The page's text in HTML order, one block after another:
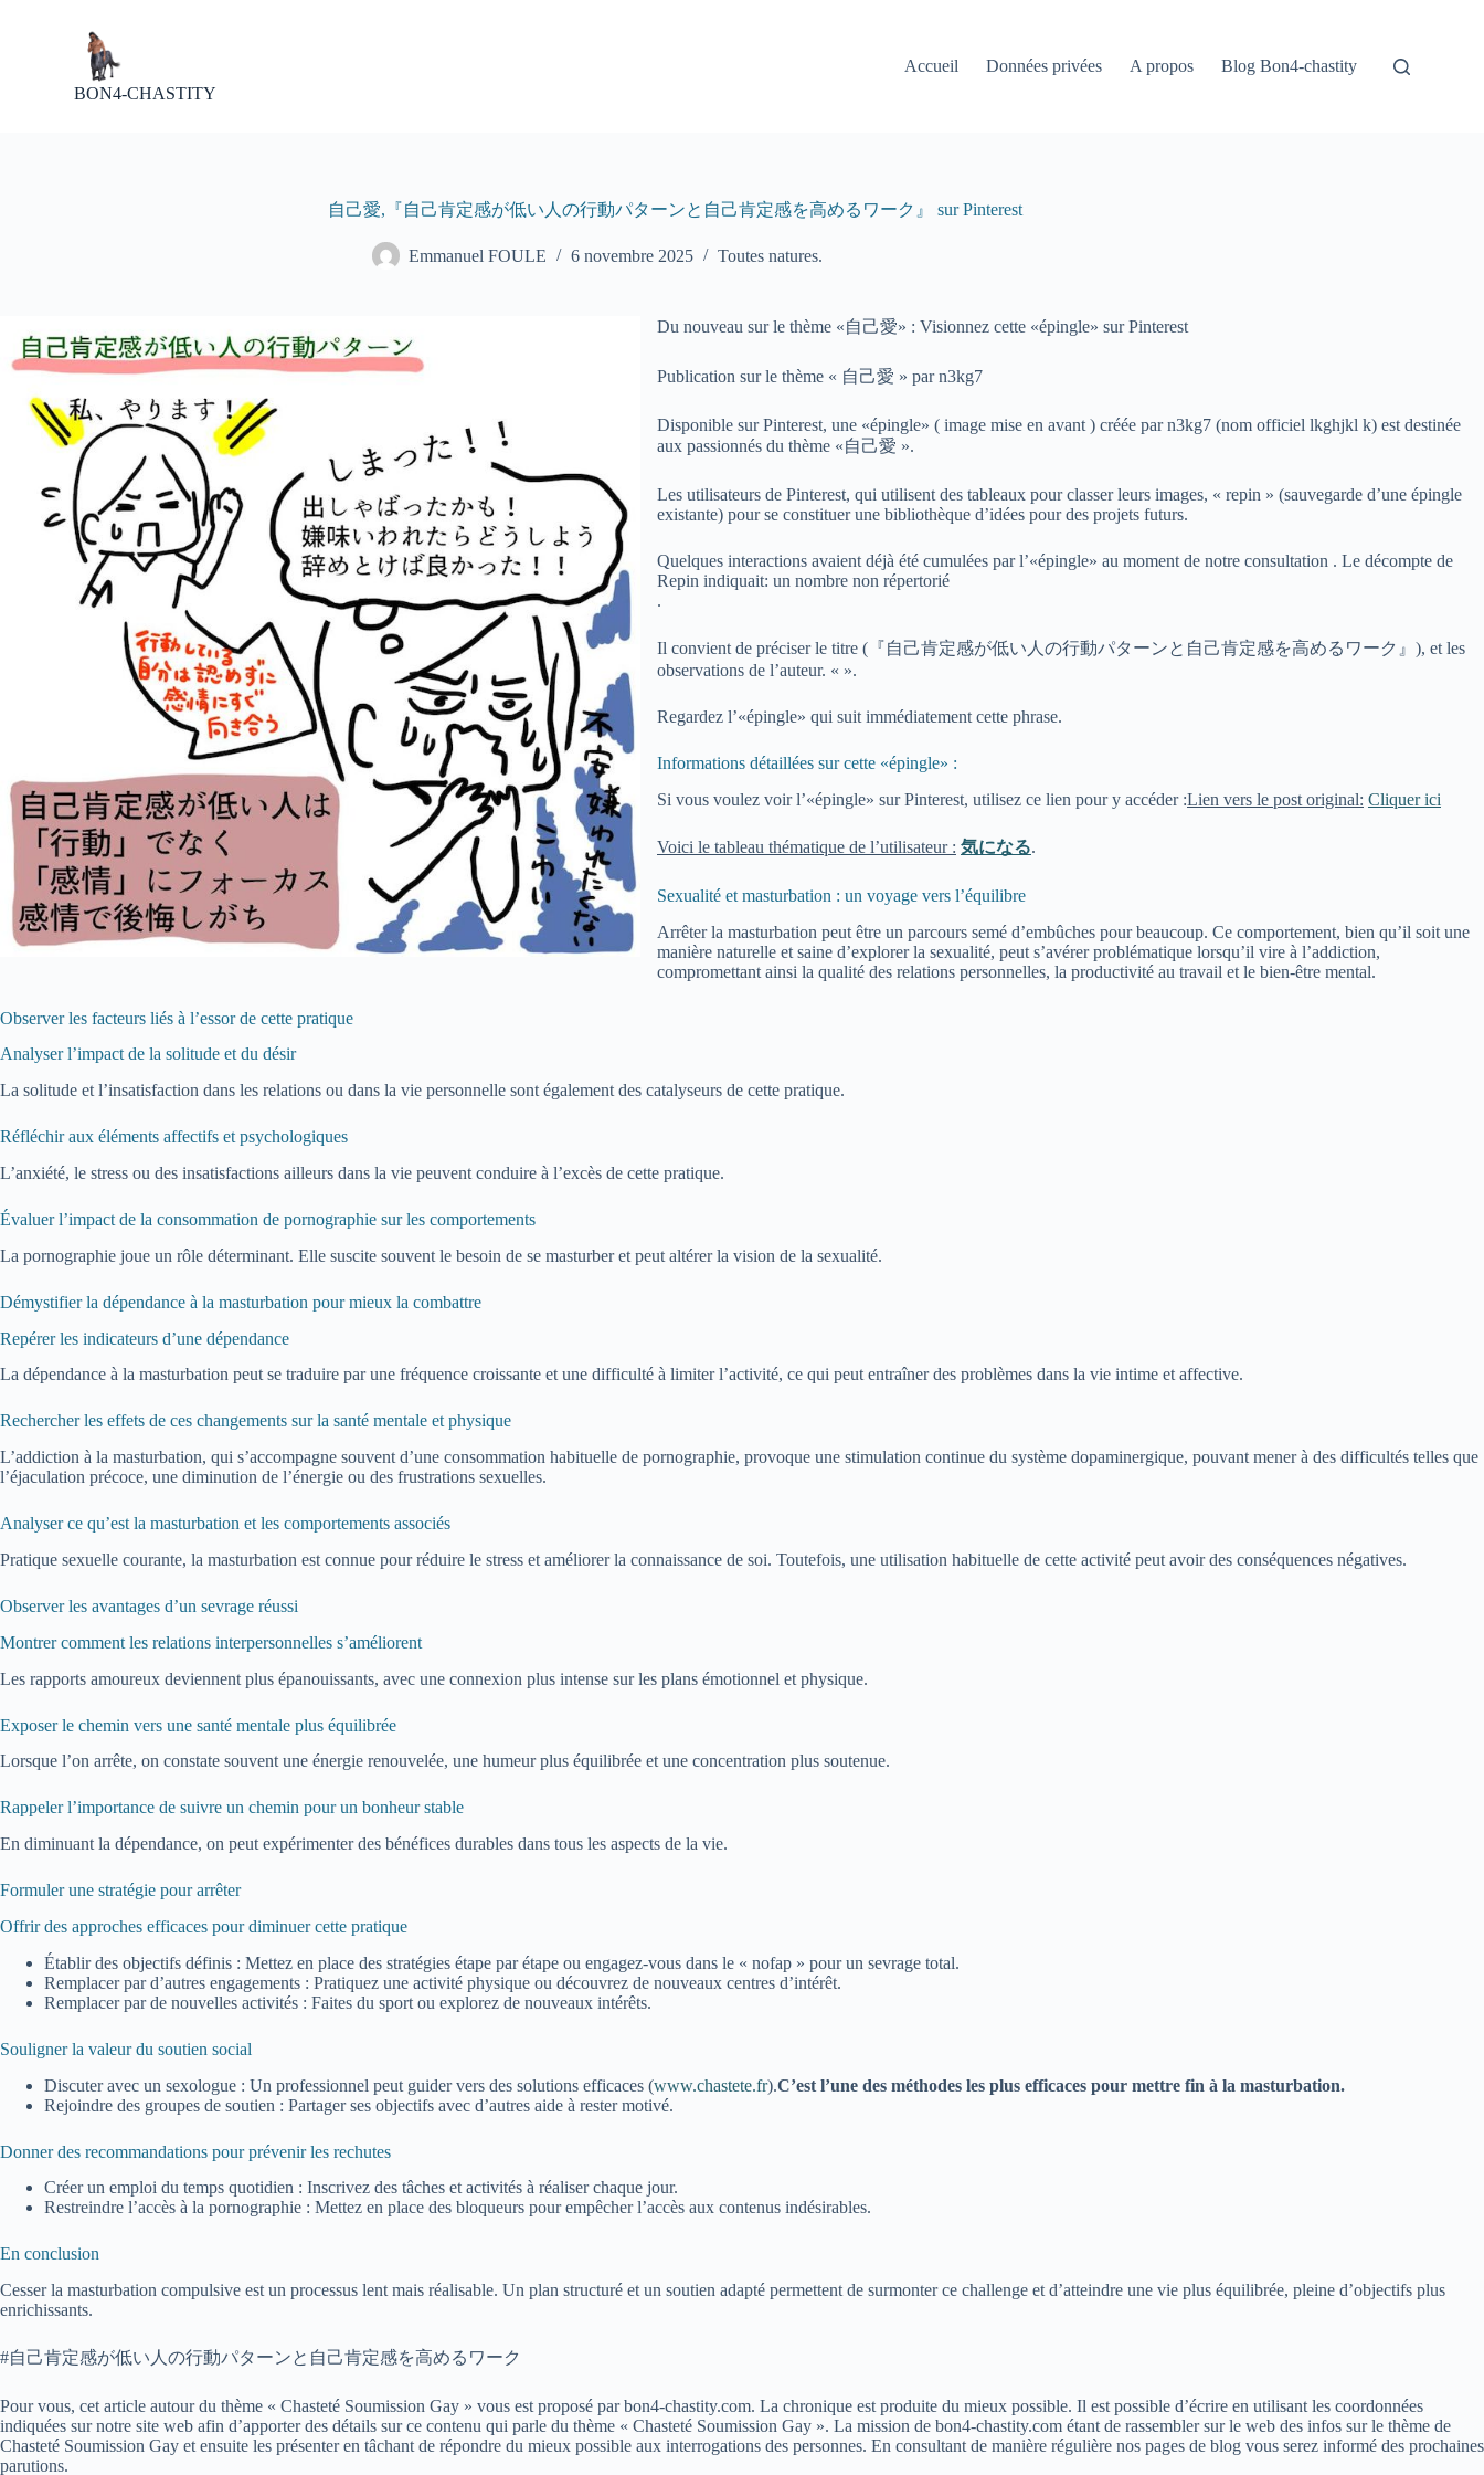
BON4-CHASTITY
Accueil Données privées A propos Blog Bon4-chastity
自己愛,『自己肯定感が低い人の行動パターンと自己肯定感を高めるワーク』 sur Pinterest
Emmanuel FOULE 6 novembre 2025 Toutes natures.
Du nouveau sur le thème «自己愛» : Visionnez cette «épingle» sur Pinterest
Publication sur le thème « 自己愛 » par n3kg7
Disponible sur Pinterest, une «épingle» ( image mise en avant ) créée par n3kg7 (nom officiel lkghjkl k) est destinée
aux passionnés du thème «自己愛 ».
Les utilisateurs de Pinterest, qui utilisent des tableaux pour classer leurs images, « repin » (sauvegarde d’une épingle
existante) pour se constituer une bibliothèque d’idées pour des projets futurs.
Quelques interactions avaient déjà été cumulées par l’«épingle» au moment de notre consultation . Le décompte de
Repin indiquait: un nombre non répertorié
.
Il convient de préciser le titre (『自己肯定感が低い人の行動パターンと自己肯定感を高めるワーク』), et les
observations de l’auteur. « ».
Regardez l’«épingle» qui suit immédiatement cette phrase.
Informations détaillées sur cette «épingle» :
Si vous voulez voir l’«épingle» sur Pinterest, utilisez ce lien pour y accéder :Lien vers le post original: Cliquer ici
Voici le tableau thématique de l’utilisateur : 気になる.
Sexualité et masturbation : un voyage vers l’équilibre
Arrêter la masturbation peut être un parcours semé d’embûches pour beaucoup. Ce comportement, bien qu’il soit une
manière naturelle et saine d’explorer la sexualité, peut s’avérer problématique lorsqu’il vire à l’addiction,
compromettant ainsi la qualité des relations personnelles, la productivité au travail et le bien-être mental.
Observer les facteurs liés à l’essor de cette pratique
Analyser l’impact de la solitude et du désir
La solitude et l’insatisfaction dans les relations ou dans la vie personnelle sont également des catalyseurs de cette pratique.
Réfléchir aux éléments affectifs et psychologiques
L’anxiété, le stress ou des insatisfactions ailleurs dans la vie peuvent conduire à l’excès de cette pratique.
Évaluer l’impact de la consommation de pornographie sur les comportements
La pornographie joue un rôle déterminant. Elle suscite souvent le besoin de se masturber et peut altérer la vision de la sexualité.
Démystifier la dépendance à la masturbation pour mieux la combattre
Repérer les indicateurs d’une dépendance
La dépendance à la masturbation peut se traduire par une fréquence croissante et une difficulté à limiter l’activité, ce qui peut entraîner des problèmes dans la vie intime et affective.
Rechercher les effets de ces changements sur la santé mentale et physique
L’addiction à la masturbation, qui s’accompagne souvent d’une consommation habituelle de pornographie, provoque une stimulation continue du système dopaminergique, pouvant mener à des difficultés telles que
l’éjaculation précoce, une diminution de l’énergie ou des frustrations sexuelles.
Analyser ce qu’est la masturbation et les comportements associés
Pratique sexuelle courante, la masturbation est connue pour réduire le stress et améliorer la connaissance de soi. Toutefois, une utilisation habituelle de cette activité peut avoir des conséquences négatives.
Observer les avantages d’un sevrage réussi
Montrer comment les relations interpersonnelles s’améliorent
Les rapports amoureux deviennent plus épanouissants, avec une connexion plus intense sur les plans émotionnel et physique.
Exposer le chemin vers une santé mentale plus équilibrée
Lorsque l’on arrête, on constate souvent une énergie renouvelée, une humeur plus équilibrée et une concentration plus soutenue.
Rappeler l’importance de suivre un chemin pour un bonheur stable
En diminuant la dépendance, on peut expérimenter des bénéfices durables dans tous les aspects de la vie.
Formuler une stratégie pour arrêter
Offrir des approches efficaces pour diminuer cette pratique
Établir des objectifs définis : Mettez en place des stratégies étape par étape ou engagez-vous dans le « nofap » pour un sevrage total.
Remplacer par d’autres engagements : Pratiquez une activité physique ou découvrez de nouveaux centres d’intérêt.
Remplacer par de nouvelles activités : Faites du sport ou explorez de nouveaux intérêts.
Souligner la valeur du soutien social
Discuter avec un sexologue : Un professionnel peut guider vers des solutions efficaces (www.chastete.fr).C’est l’une des méthodes les plus efficaces pour mettre fin à la masturbation.
Rejoindre des groupes de soutien : Partager ses objectifs avec d’autres aide à rester motivé.
Donner des recommandations pour prévenir les rechutes
Créer un emploi du temps quotidien : Inscrivez des tâches et activités à réaliser chaque jour.
Restreindre l’accès à la pornographie : Mettez en place des bloqueurs pour empêcher l’accès aux contenus indésirables.
En conclusion
Cesser la masturbation compulsive est un processus lent mais réalisable. Un plan structuré et un soutien adapté permettent de surmonter ce challenge et d’atteindre une vie plus équilibrée, pleine d’objectifs plus
enrichissants.
#自己肯定感が低い人の行動パターンと自己肯定感を高めるワーク
Pour vous, cet article autour du thème « Chasteté Soumission Gay » vous est proposé par bon4-chastity.com. La chronique est produite du mieux possible. Il est possible d’écrire en utilisant les coordonnées
indiquées sur notre site web afin d’apporter des détails sur ce contenu qui parle du thème « Chasteté Soumission Gay ». La mission de bon4-chastity.com étant de rassembler sur le web des infos sur le thème de
Chasteté Soumission Gay et ensuite les présenter en tâchant de répondre du mieux possible aux interrogations des personnes. En consultant de manière régulière nos pages de blog vous serez informé des prochaines
parutions.